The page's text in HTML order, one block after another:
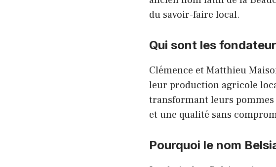
du savoir-faire local.
Qui sont les
Clémence et Matthieu
leur production agricole
transformant leurs
et une qualité sans
Pourquoi le nom